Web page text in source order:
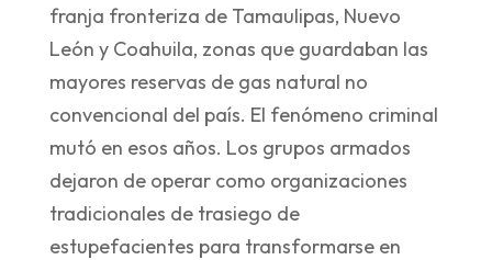
franja fronteriza de Tamaulipas, Nuevo
León y Coahuila, zonas que guardaban las
mayores reservas de gas natural no
convencional del país. El fenómeno criminal
mutó en esos años. Los grupos armados
dejaron de operar como organizaciones
tradicionales de trasiego de
estupefacientes para transformarse en